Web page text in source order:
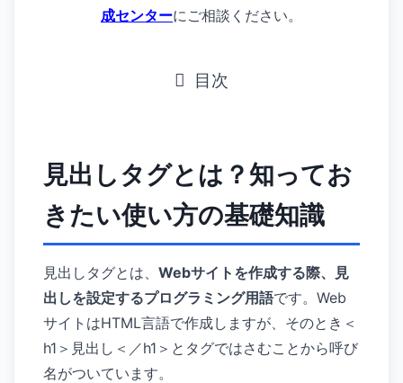
成センターにご相談ください。
目次
見出しタグとは？知ってお
きたい使い方の基礎知識
見出しタグとは、 Webサイトを作成する際、見
出しを設定するプログラミング用語です。Web
サイトはHTML言語で作成しますが、そのとき＜
h1＞見出し＜／h1＞とタグではさむことから呼び
名がついています。